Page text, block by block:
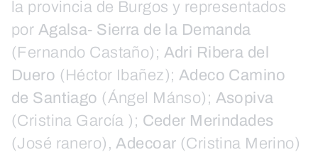
la provincia de Burgos y representados
por Agalsa- Sierra de la Demanda
(Fernando Castaño); Adri Ribera del
Duero (Héctor Ibañez); Adeco Camino
de Santiago (Ángel Mánso); Asopiva
(Cristina García ); Ceder Merindades
(José ranero),Adecoar (Cristina Merino)